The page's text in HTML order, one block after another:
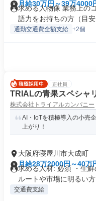
月給30万円～39万4000
求める人物像 業務上の
語力をお持ちの方（目安
通勤交通費全額支給 +2個
正社員
TRIALの青果スペシャ
株式会社トライアルカンパニー
AI・IoTを積極導入の小売
上がり！
大阪府寝屋川市大成町
月給28万2000円～40万
求める人材: 必須 ・生
ルートや市場に明るい方
交通費支給